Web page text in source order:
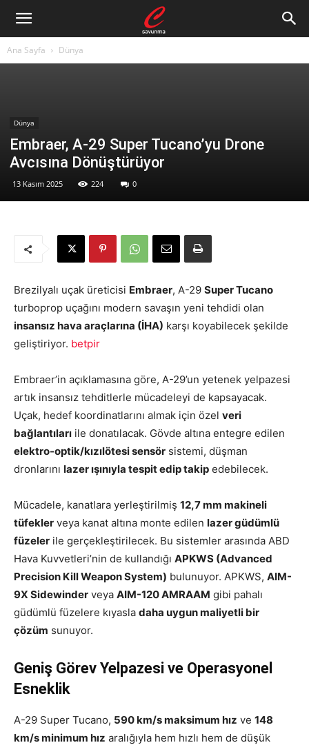
Ana Sayfa Dünya
Dünya
Embraer, A-29 Super Tucano’yu Drone
Avcısına Dönüştürüyor
13 Kasım 2025 224 0
Brezilyalı uçak üreticisi Embraer, A-29 Super Tucano
turboprop uçağını modern savaşın yeni tehdidi olan
insansız hava araçlarına (İHA) karşı koyabilecek şekilde
geliştiriyor. betpir
Embraer’in açıklamasına göre, A-29’un yetenek yelpazesi
artık insansız tehditlerle mücadeleyi de kapsayacak.
Uçak, hedef koordinatlarını almak için özel veri
bağlantıları ile donatılacak. Gövde altına entegre edilen
elektro-optik/kızılötesi sensör sistemi, düşman
dronlarını lazer ışınıyla tespit edip takip edebilecek.
Mücadele, kanatlara yerleştirilmiş 12,7 mm makineli
tüfekler veya kanat altına monte edilen lazer güdümlü
füzeler ile gerçekleştirilecek. Bu sistemler arasında ABD
Hava Kuvvetleri’nin de kullandığı APKWS (Advanced
Precision Kill Weapon System) bulunuyor. APKWS, AIM-
9X Sidewinder veya AIM-120 AMRAAM gibi pahalı
güdümlü füzelere kıyasla daha uygun maliyetli bir
çözüm sunuyor.
Geniş Görev Yelpazesi ve Operasyonel
Esneklik
A-29 Super Tucano, 590 km/s maksimum hız ve 148
km/s minimum hız aralığıyla hem hızlı hem de düşük